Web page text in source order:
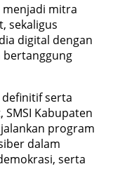
menjadi mitra
sekaligus
digital dengan
bertanggung
serta
Kabupaten
program
dalam
serta